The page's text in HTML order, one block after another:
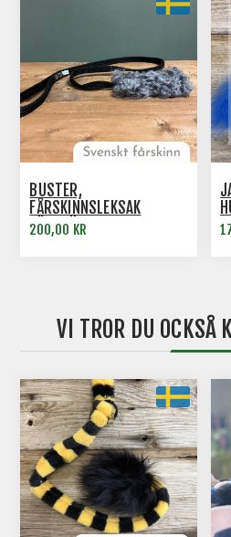
BUSTER,
FÅRSKINNSLEKSAK
FÖRSTÄRKT MED
BRANDSLANG INUTI
200,00 KR
VI TROR DU OCKSÅ